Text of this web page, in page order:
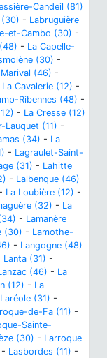
Candeil (81)
(30) - Labruguière
et-Cambo (30) -
- La Capelle-
(30) -
(46) -
La Cavalerie (12) -
Ribennes (48) -
- La Cresse (12)
Lauquet (11) -
(34) - La
- Lagraulet-Saint-
(31) - Lahitte
- Lalbenque (46)
- La Loubière (12) -
(32) - La
- Lamanère
(30) - Lamothe-
- Langogne (48)
Lanta (31) -
(46) - La
(12) - La
Laréole (31) -
de-Fa (11) -
Sainte-
(30) - Larroque
- Lasbordes (11) -